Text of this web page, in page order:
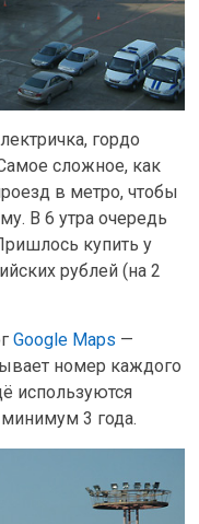
гордо
сложное, как
в метро, чтобы
В 6 утра очередь
купить у
рублей (на 2
Google Maps —
номер каждого
используются
3 года.